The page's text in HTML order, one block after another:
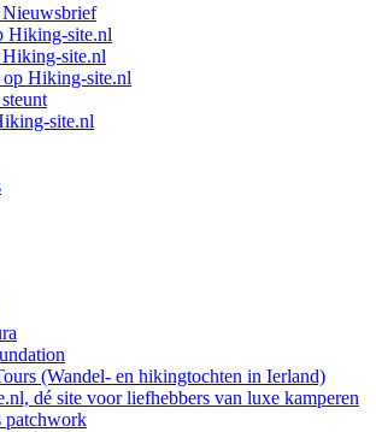
Hiking-site.nl
site.nl
Hiking-site.nl
site.nl
(Wandel- en hikingtochten in Ierland)
dé site voor liefhebbers van luxe kamperen
patchwork